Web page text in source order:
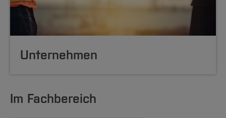
Unter­nehmen
Im Fachbereich